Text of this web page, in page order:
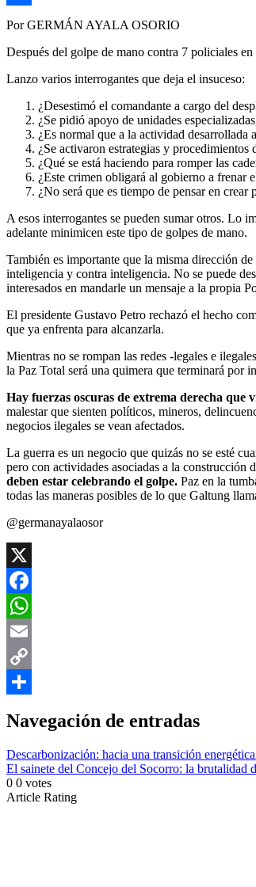
Link
Compartir
Por GERMÁN AYALA OSORIO
Después del golpe de mano contra 7 policiales
Lanzo varios interrogantes que deja el insuceso:
¿Desestimó el comandante a cargo del
¿Se pidió apoyo de unidades
¿Es normal que a la actividad desarrollada
¿Se activaron estrategias y
¿Qué se está haciendo para romper las
¿Este crimen obligará al gobierno a frenar
¿No será que es tiempo de pensar en
A esos interrogantes se pueden sumar otros. Lo
adelante minimicen este tipo de golpes de mano.
También es importante que la misma dirección
inteligencia y contra inteligencia. No se puede
interesados en mandarle un mensaje a la propia
El presidente Gustavo Petro rechazó el hecho
que ya enfrenta para alcanzarla.
Mientras no se rompan las redes -legales e
la Paz Total será una quimera que terminará por
Hay fuerzas oscuras de extrema derecha que
malestar que sienten políticos, mineros,
negocios ilegales se vean afectados.
La guerra es un negocio que quizás no se esté
pero con actividades asociadas a la construcción
deben estar celebrando el golpe. Paz en la
todas las maneras posibles de lo que Galtung
@germanayalaosor
X
Facebook
WhatsApp
Email
Copy
Navegación de entradas
Descarbonización: hacia una transición
El sainete del Concejo del Socorro: la brutalidad
0 0 votes
Article Rating